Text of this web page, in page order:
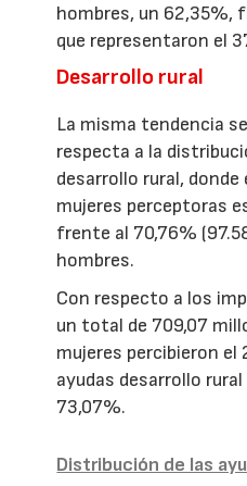
hombres, un 62,35%,
que representaron el
Desarrollo rural
La misma tendencia
respecta a la
desarrollo rural, donde
mujeres perceptoras
frente al 70,76%
hombres.
Con respecto a los
un total de 709,07
mujeres percibieron
ayudas desarrollo
73,07%.
Distribución de las